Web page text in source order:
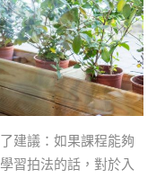
建議：如果課程能夠
習拍法的話，對於入